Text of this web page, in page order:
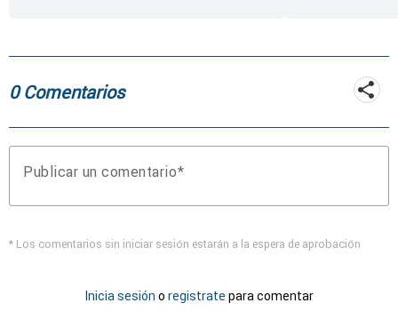
0 Comentarios
Publicar un comentario
* Los comentarios sin iniciar sesión estarán a la espera de aprobación
Inicia sesión o registrate para comentar